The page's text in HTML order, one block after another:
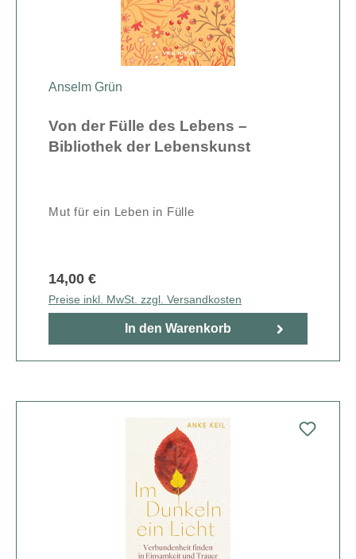
Anselm Grün
Von der Fülle des Lebens –
Bibliothek der Lebenskunst
Mut für ein Leben in Fülle
14,00 €
Preise inkl. MwSt. zzgl. Versandkosten
In den Warenkorb